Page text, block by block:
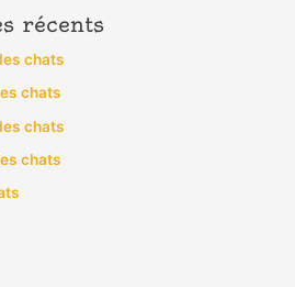
récents
chats
chats
chats
chats